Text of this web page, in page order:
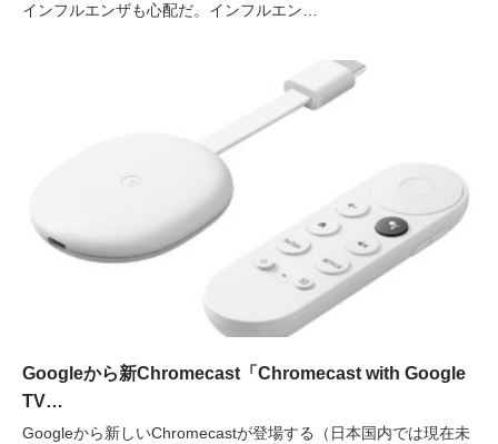
インフルエンザも心配だ。インフルエン…
Googleから新Chromecast「Chromecast with Google
TV…
Googleから新しいChromecastが登場する（日本国内では現在未